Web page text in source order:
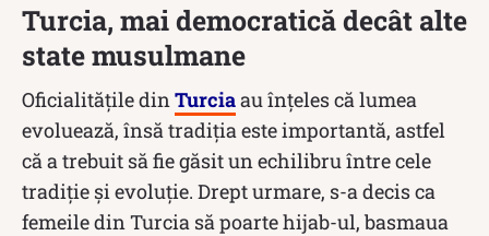
Turcia, mai democratică decât alte
state musulmane
Oficialitățile din Turciaau înțeles că lumea
evoluează, însă tradiția este importantă, astfel
că a trebuit să fie găsit un echilibru între cele
tradiție și evoluție. Drept urmare, s-a decis ca
femeile din Turcia să poarte hijab-ul, basmaua